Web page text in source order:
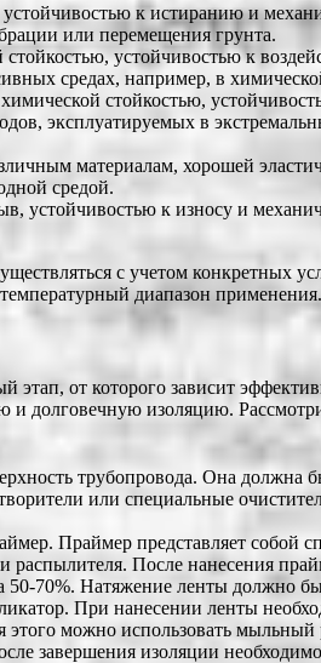
к истиранию и
или перемещения грунта.
устойчивостью к
средах, например, в
стойкостью,
эксплуатируемых в
материалам, хорошей
средой.
устойчивостью к износу и
с учетом конкретных
диапазон применения.
от которого зависит
долговечную изоляцию.
трубопровода. Она должна
или специальные
Праймер представляет собой
После нанесения
50-70%. Натяжение ленты должно
При нанесении ленты
можно использовать
завершения изоляции